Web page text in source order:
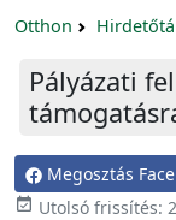
Otthon
Pályázati
Megosztás
 Utolsó frissítés: